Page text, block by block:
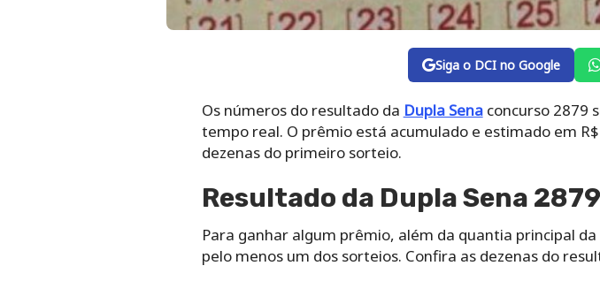
Siga o DCI no Google
Os números do resultado da Dupla Senaconcurso 2879
tempo real. O prêmio está acumulado e estimado em
dezenas do primeiro sorteio.
Resultado da Dupla Sena 2879
Para ganhar algum prêmio, além da quantia principal
pelo menos um dos sorteios. Confira as dezenas do